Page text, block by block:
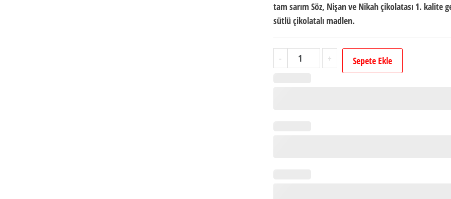
tam sarım Söz, Nişan ve Nikah çikolatası 1. kalite
sütlü çikolatalı madlen.
-
Kişiye
Özel
+ Sepete Ekle